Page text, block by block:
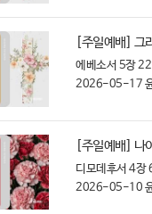
[주일예배]
에베소서 5장
2026-05-17
[주일예배] 나
디모데후서 4장
2026-05-10